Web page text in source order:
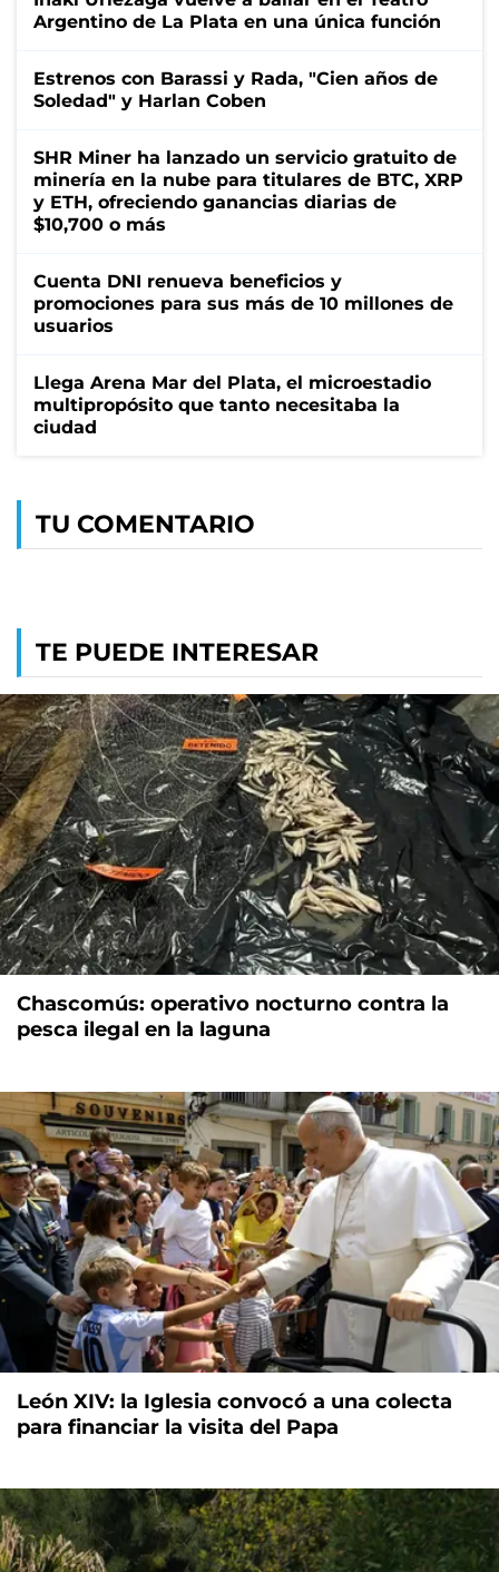
Argentino de La Plata en una única función
Estrenos con Barassi y Rada, "Cien años de
Soledad" y Harlan Coben
SHR Miner ha lanzado un servicio gratuito de
minería en la nube para titulares de BTC, XRP
y ETH, ofreciendo ganancias diarias de
$10,700 o más
Cuenta DNI renueva beneficios y
promociones para sus más de 10 millones de
usuarios
Llega Arena Mar del Plata, el microestadio
multipropósito que tanto necesitaba la
ciudad
TU COMENTARIO
TE PUEDE INTERESAR
Chascomús: operativo nocturno contra la
pesca ilegal en la laguna
León XIV: la Iglesia convocó a una colecta
para financiar la visita del Papa